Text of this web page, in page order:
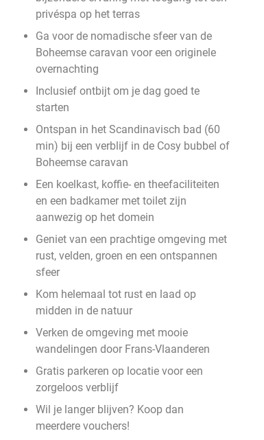
privéspa op het terras
Ga voor de nomadische sfeer van de
Boheemse caravan voor een originele
overnachting
Inclusief ontbijt om je dag goed te
starten
Ontspan in het Scandinavisch bad (60
min) bij een verblijf in de Cosy bubbel of
Boheemse caravan
Een koelkast, koffie- en theefaciliteiten
en een badkamer met toilet zijn
aanwezig op het domein
Geniet van een prachtige omgeving met
rust, velden, groen en een ontspannen
sfeer
Kom helemaal tot rust en laad op
midden in de natuur
Verken de omgeving met mooie
wandelingen door Frans-Vlaanderen
Gratis parkeren op locatie voor een
zorgeloos verblijf
Wil je langer blijven? Koop dan
meerdere vouchers!